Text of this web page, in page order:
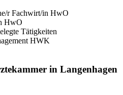
r Fachwirt/in HwO
HwO
Tätigkeiten
HWK
in Langenhagen